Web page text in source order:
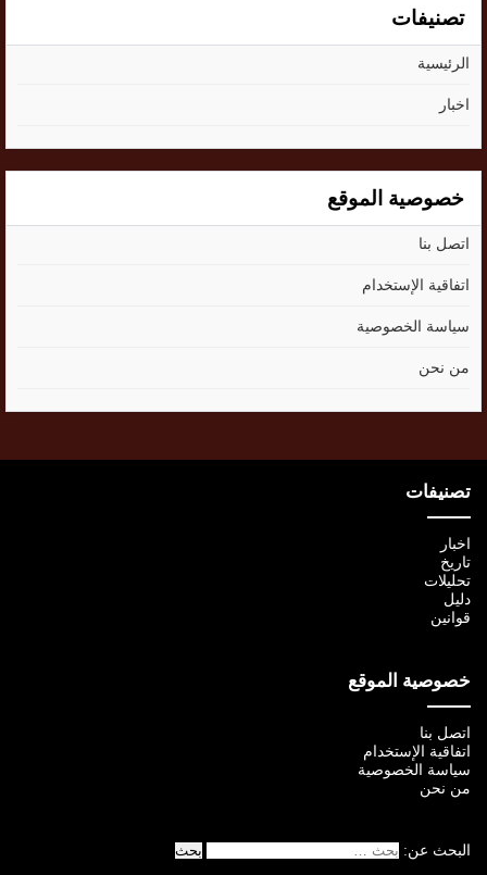
تصنيفات
الرئيسية
اخبار
خصوصية الموقع
اتصل بنا
اتفاقية الإستخدام
سياسة الخصوصية
من نحن
تصنيفات
اخبار
تاريخ
تحليلات
دليل
قوانين
خصوصية الموقع
اتصل بنا
اتفاقية الإستخدام
سياسة الخصوصية
من نحن
البحث عن: